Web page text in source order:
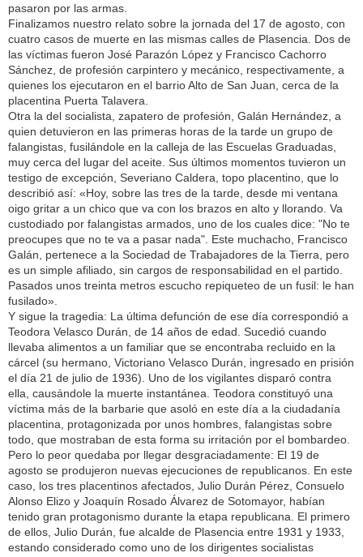
pasaron por las armas.
Finalizamos nuestro relato sobre la jornada del 17 de agosto, con
cuatro casos de muerte en las mismas calles de Plasencia. Dos de
las víctimas fueron José Parazón López y Francisco Cachorro
Sánchez, de profesión carpintero y mecánico, respectivamente, a
quienes los ejecutaron en el barrio Alto de San Juan, cerca de la
placentina Puerta Talavera.
Otra la del socialista, zapatero de profesión, Galán Hernández, a
quien detuvieron en las primeras horas de la tarde un grupo de
falangistas, fusilándole en la calleja de las Escuelas Graduadas,
muy cerca del lugar del aceite. Sus últimos momentos tuvieron un
testigo de excepción, Severiano Caldera, topo placentino, que lo
describió así: «Hoy, sobre las tres de la tarde, desde mi ventana
oigo gritar a un chico que va con los brazos en alto y llorando. Va
custodiado por falangistas armados, uno de los cuales dice: "No te
preocupes que no te va a pasar nada". Este muchacho, Francisco
Galán, pertenece a la Sociedad de Trabajadores de la Tierra, pero
es un simple afiliado, sin cargos de responsabilidad en el partido.
Pasados unos treinta metros escucho repiqueteo de un fusil: le han
fusilado».
Y sigue la tragedia: La última defunción de ese día correspondió a
Teodora Velasco Durán, de 14 años de edad. Sucedió cuando
llevaba alimentos a un familiar que se encontraba recluido en la
cárcel (su hermano, Victoriano Velasco Durán, ingresado en prisión
el día 21 de julio de 1936). Uno de los vigilantes disparó contra
ella, causándole la muerte instantánea. Teodora constituyó una
víctima más de la barbarie que asoló en este día a la ciudadanía
placentina, protagonizada por unos hombres, falangistas sobre
todo, que mostraban de esta forma su irritación por el bombardeo.
Pero lo peor quedaba por llegar desgraciadamente: El 19 de
agosto se produjeron nuevas ejecuciones de republicanos. En este
caso, los tres placentinos afectados, Julio Durán Pérez, Consuelo
Alonso Elizo y Joaquín Rosado Álvarez de Sotomayor, habían
tenido gran protagonismo durante la etapa republicana. El primero
de ellos, Julio Durán, fue alcalde de Plasencia entre 1931 y 1933,
estando considerado como uno de los dirigentes socialistas